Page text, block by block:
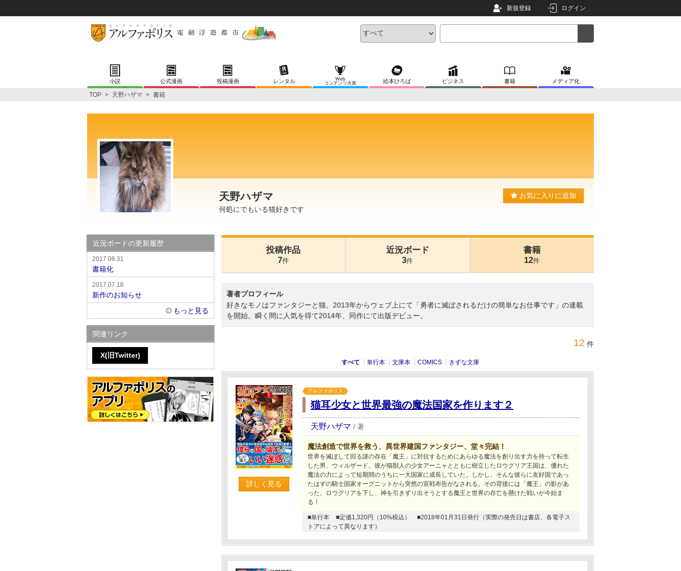
新規登録 ログイン
小説 公式漫画 投稿漫画 レンタル
Web
コンテンツ大賞
絵本ひろば ビジネス 書籍 メディア化
TOP > 天野ハザマ > 書籍
天野ハザマ
何処にでもいる猫好きです
お気に入りに追加
投稿作品
7件
近況ボード
3件
書籍
12件
著者プロフィール
好きなモノはファンタジーと猫。2013年からウェブ上にて「勇者に滅ぼされるだけの簡単なお仕事です」の連載
を開始。瞬く間に人気を得て2014年、同作にて出版デビュー。
12 件
すべて 単行本 文庫本 COMICS きずな文庫
詳しく見る
アルファポリス
猫耳少女と世界最強の魔法国家を作ります２
天野ハザマ / 著
魔法創造で世界を救う、異世界建国ファンタジー、堂々完結！
世界を滅ぼして回る謎の存在「魔王」に対抗するためにあらゆる魔法を創り出す力を持って転生
した男、ウィルザード。彼が猫獣人の少女アーニャとともに樹立したロウグリア王国は、優れた
魔法の力によって短期間のうちに一大国家に成長していた。しかし、そんな彼らに友好国であっ
たはずの騎士国家オーグニットから突然の宣戦布告がなされる。その背後には「魔王」の影があ
った。ロウグリアを下し、神を引きずり出そうとする魔王と世界の存亡を懸けた戦いが今始ま
る！
■単行本 ■定価1,320円（10%税込）
■2018年01月31日発行（実際の発売日は書店、各電子ス
トアによって異なります）
近況ボードの更新履歴
2017.08.31
書籍化
2017.07.18
新作のお知らせ
もっと見る
関連リンク
X(旧Twitter)